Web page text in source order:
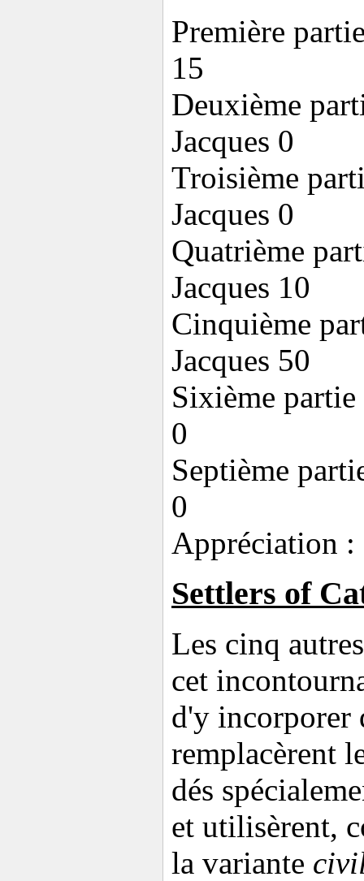
Première
15
Deuxième
Jacques 0
Troisième
Jacques 0
Quatrième
Jacques 10
Cinquième
Jacques 50
Sixième
0
Septième
0
Appréciation :
Settlers of
Les cinq
cet
d'y incorporer
remplacèrent
dés
et utilisèrent,
la variante